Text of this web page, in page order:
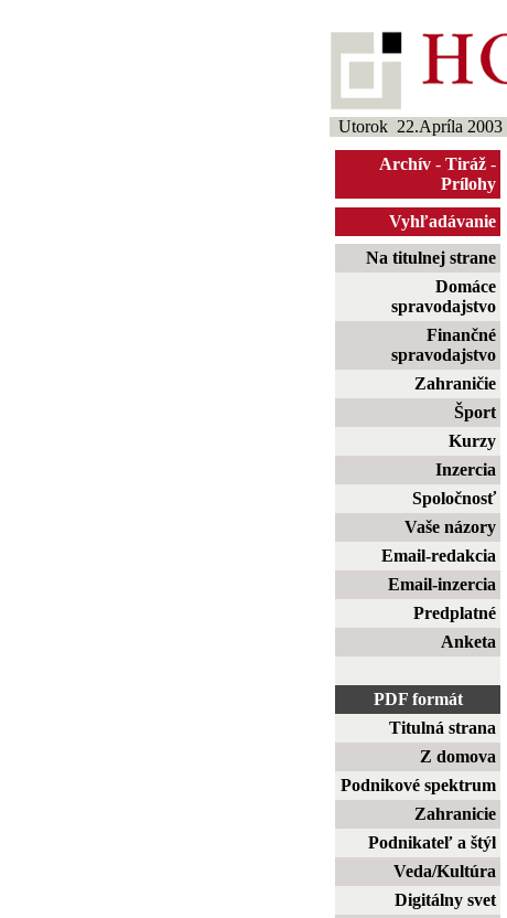
Utorok 22.Apríla 2003
Archív - Tiráž -
Prílohy
Vyhľadávanie
Na titulnej strane
Domáce
spravodajstvo
Finančné
spravodajstvo
Zahraničie
Šport
Kurzy
Inzercia
Spoločnosť
Vaše názory
Email-redakcia
Email-inzercia
Predplatné
Anketa
PDF formát
Titulná strana
Z domova
Podnikové spektrum
Zahranicie
Podnikateľ a štýl
Veda/Kultúra
Digitálny svet